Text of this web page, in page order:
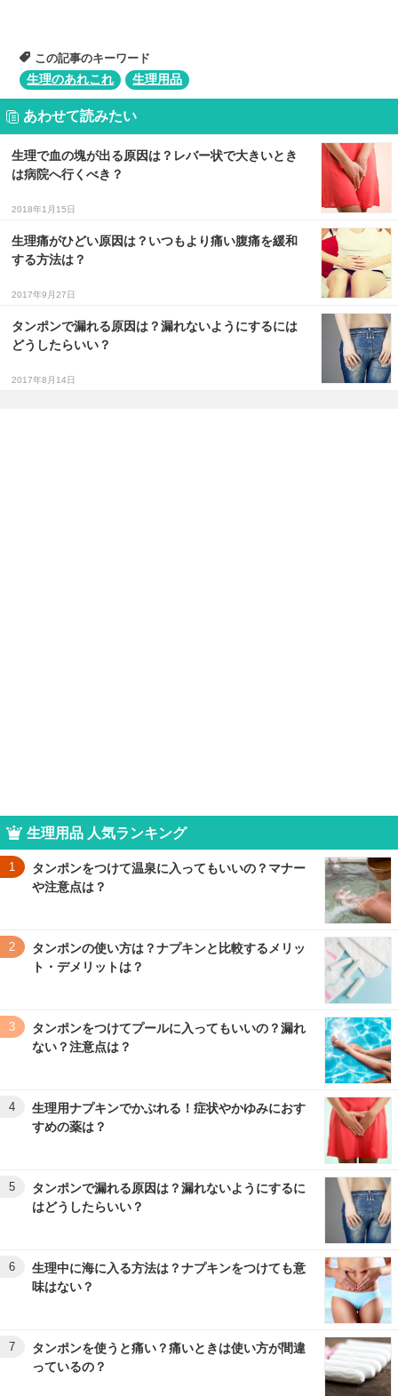
この記事のキーワード
生理のあれこれ
生理用品
あわせて読みたい
生理で血の塊が出る原因は？レバー状で大きいとき
は病院へ行くべき？
2018年1月15日
生理痛がひどい原因は？いつもより痛い腹痛を緩和
する方法は？
2017年9月27日
タンポンで漏れる原因は？漏れないようにするには
どうしたらいい？
2017年8月14日
生理用品 人気ランキング
1
タンポンをつけて温泉に入ってもいいの？マナー
や注意点は？
2
タンポンの使い方は？ナプキンと比較するメリッ
ト・デメリットは？
3
タンポンをつけてプールに入ってもいいの？漏れ
ない？注意点は？
4
生理用ナプキンでかぶれる！症状やかゆみにおす
すめの薬は？
5
タンポンで漏れる原因は？漏れないようにするに
はどうしたらいい？
6
生理中に海に入る方法は？ナプキンをつけても意
味はない？
7
タンポンを使うと痛い？痛いときは使い方が間違
っているの？